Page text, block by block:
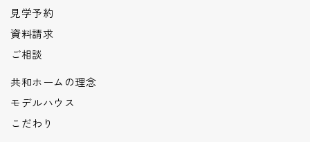
見学予約
資料請求
ご相談
共和ホームの理念
モデルハウス
こだわり